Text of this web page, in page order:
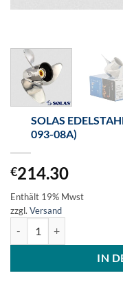
SOLAS
093-08A)
€214.30
Enthält 19% Mwst
zzgl. Versand
IN